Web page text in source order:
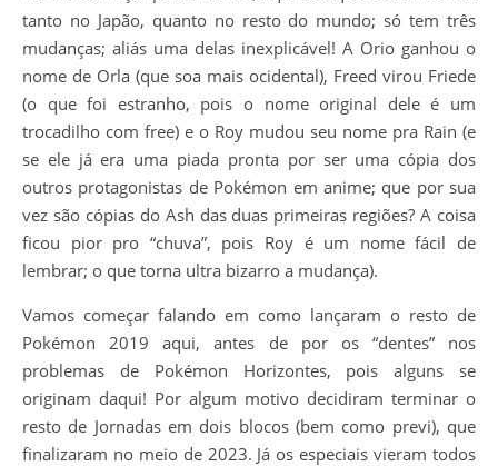
tanto no Japão, quanto no resto do mundo; só tem três
mudanças; aliás uma delas inexplicável! A Orio ganhou o
nome de Orla (que soa mais ocidental), Freed virou Friede
(o que foi estranho, pois o nome original dele é um
trocadilho com free) e o Roy mudou seu nome pra Rain (e
se ele já era uma piada pronta por ser uma cópia dos
outros protagonistas de Pokémon em anime; que por sua
vez são cópias do Ash das duas primeiras regiões? A coisa
ficou pior pro “chuva”, pois Roy é um nome fácil de
lembrar; o que torna ultra bizarro a mudança).
Vamos começar falando em como lançaram o resto de
Pokémon 2019 aqui, antes de por os “dentes” nos
problemas de Pokémon Horizontes, pois alguns se
originam daqui! Por algum motivo decidiram terminar o
resto de Jornadas em dois blocos (bem como previ), que
finalizaram no meio de 2023. Já os especiais vieram todos